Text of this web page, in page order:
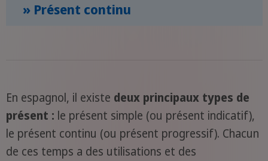
» Présent continu
En espagnol, il existe deux principaux types de
présent : le présent simple (ou présent indicatif),
le présent continu (ou présent progressif). Chacun
de ces temps a des utilisations et des